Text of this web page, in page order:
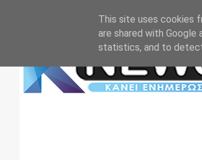
This site uses cookies
are shared with
statistics, and to